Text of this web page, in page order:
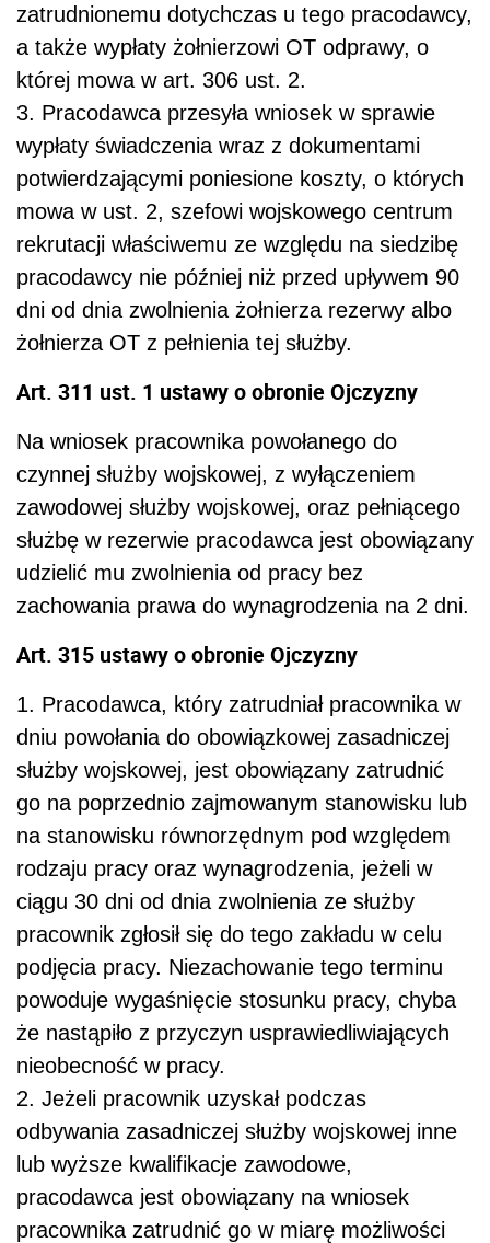
zatrudnionemu dotychczas u tego pracodawcy,
a także wypłaty żołnierzowi OT odprawy, o
której mowa w art. 306 ust. 2.
3. Pracodawca przesyła wniosek w sprawie
wypłaty świadczenia wraz z dokumentami
potwierdzającymi poniesione koszty, o których
mowa w ust. 2, szefowi wojskowego centrum
rekrutacji właściwemu ze względu na siedzibę
pracodawcy nie później niż przed upływem 90
dni od dnia zwolnienia żołnierza rezerwy albo
żołnierza OT z pełnienia tej służby.
Art. 311 ust. 1 ustawy o obronie Ojczyzny
Na wniosek pracownika powołanego do
czynnej służby wojskowej, z wyłączeniem
zawodowej służby wojskowej, oraz pełniącego
służbę w rezerwie pracodawca jest obowiązany
udzielić mu zwolnienia od pracy bez
zachowania prawa do wynagrodzenia na 2 dni.
Art. 315 ustawy o obronie Ojczyzny
1. Pracodawca, który zatrudniał pracownika w
dniu powołania do obowiązkowej zasadniczej
służby wojskowej, jest obowiązany zatrudnić
go na poprzednio zajmowanym stanowisku lub
na stanowisku równorzędnym pod względem
rodzaju pracy oraz wynagrodzenia, jeżeli w
ciągu 30 dni od dnia zwolnienia ze służby
pracownik zgłosił się do tego zakładu w celu
podjęcia pracy. Niezachowanie tego terminu
powoduje wygaśnięcie stosunku pracy, chyba
że nastąpiło z przyczyn usprawiedliwiających
nieobecność w pracy.
2. Jeżeli pracownik uzyskał podczas
odbywania zasadniczej służby wojskowej inne
lub wyższe kwalifikacje zawodowe,
pracodawca jest obowiązany na wniosek
pracownika zatrudnić go w miarę możliwości